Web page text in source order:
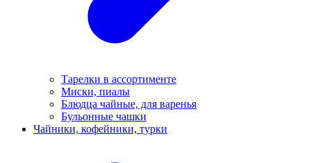
Тарелки в ассортименте
Миски, пиалы
Блюдца чайные, для варенья
Бульонные чашки
Чайники, кофейники, турки